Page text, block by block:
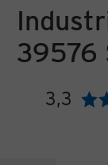
39576
3,3